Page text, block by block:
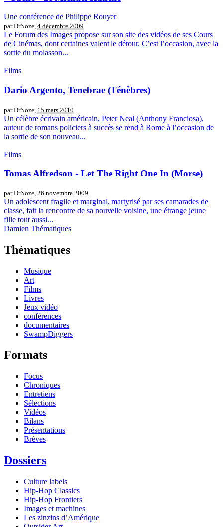
Une conférence de Philippe Rouyer
par DrNoze, 4 décembre 2009
Le Forum des Images propose sur son site des vidéos de ses Cours
de Cinémas, dont certaines valent le détour. C’est l’occasion, avec la
sortie du molasson...
Films
Dario Argento, Tenebrae (Ténèbres)
par DrNoze, 15 mars 2010
Un célèbre écrivain américain, Peter Neal (Anthony Franciosa),
auteur de romans policiers à succès se rend à Rome à l’occasion de
la sortie de son nouveau...
Films
Tomas Alfredson - Let The Right One In (Morse)
par DrNoze, 26 novembre 2009
Un adolescent fragile et marginal, martyrisé par ses camarades de
classe, fait la rencontre de sa nouvelle voisine, une étrange jeune
fille tout aussi...
Damien Thématiques
Thématiques
Musique
Art
Films
Livres
Jeux vidéo
conférences
documentaires
SwampDiggers
Formats
Focus
Chroniques
Entretiens
Sélections
Vidéos
Bilans
Présentations
Brèves
Dossiers
Culture labels
Hip-Hop Classics
Hip-Hop Frontiers
Images et machines
Les zinzins d’Amérique